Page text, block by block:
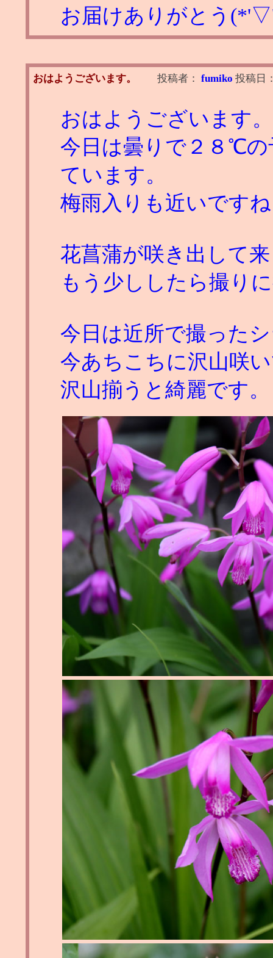
お届けありがとう
おはようございます。 投稿者： fumiko 投稿日
おはようございます。
今日は曇りで２８℃
ています。
梅雨入りも近いです
花菖蒲が咲き出して
もう少ししたら撮り
今日は近所で撮った
今あちこちに沢山咲
沢山揃うと綺麗です。